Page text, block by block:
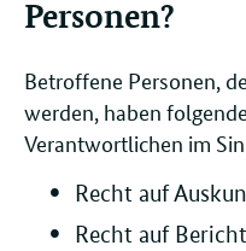
Personen?
Betroffene Personen,
werden, haben
Verantwortlichen im
Recht auf
Recht auf